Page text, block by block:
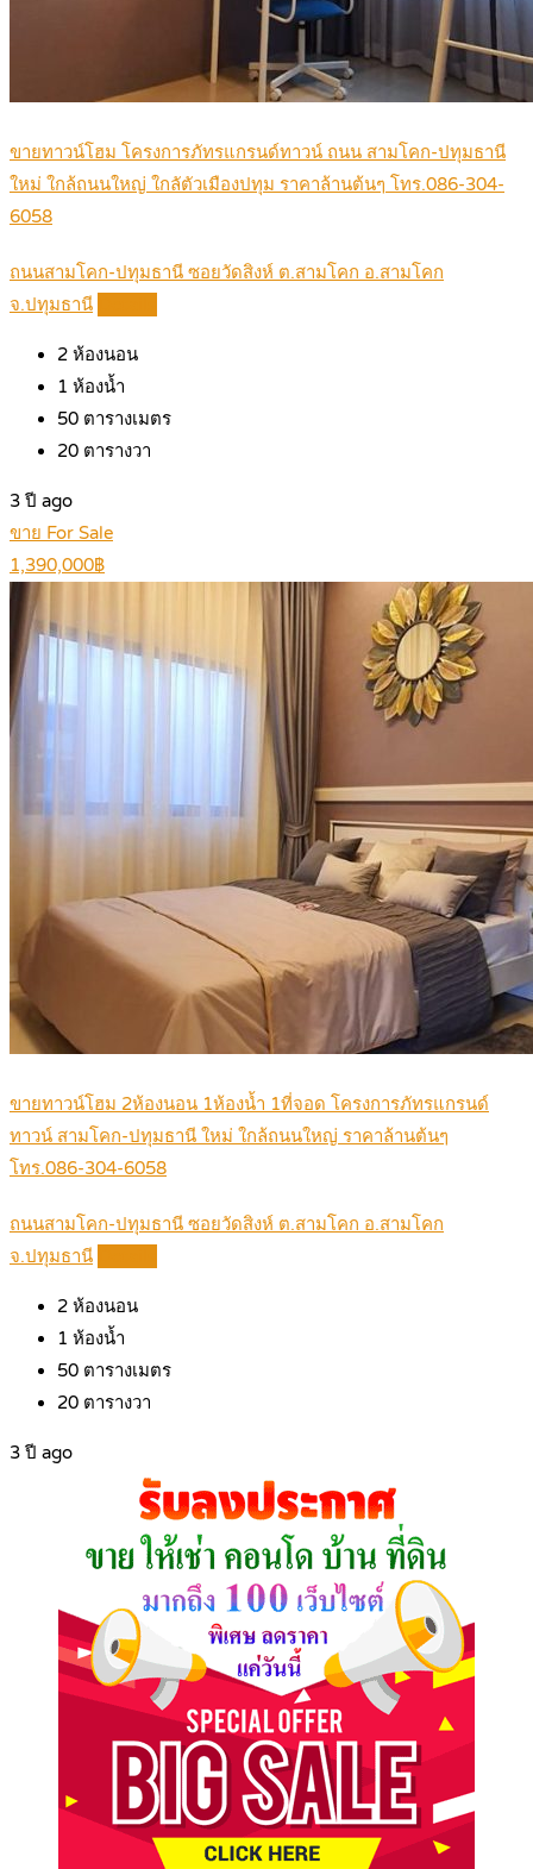
ขายทาวน์โฮม โครงการภัทรแกรนด์ทาวน์ ถนน สามโคก-ปทุมธานี
ใหม่ ใกล้ถนนใหญ่ ใกลัตัวเมืองปทุม ราคาล้านต้นๆ โทร.086-304-
6058
ถนนสามโคก-ปทุมธานี ซอยวัดสิงห์ ต.สามโคก อ.สามโคก
จ.ปทุมธานี
2 ห้องนอน
1 ห้องน้ำ
50 ตารางเมตร
20 ตารางวา
3 ปี ago
ขาย For Sale
1,390,000฿
ขายทาวน์โฮม 2ห้องนอน 1ห้องน้ำ 1ที่จอด โครงการภัทรแกรนด์
ทาวน์ สามโคก-ปทุมธานี ใหม่ ใกล้ถนนใหญ่ ราคาล้านต้นๆ
โทร.086-304-6058
ถนนสามโคก-ปทุมธานี ซอยวัดสิงห์ ต.สามโคก อ.สามโคก
จ.ปทุมธานี
2 ห้องนอน
1 ห้องน้ำ
50 ตารางเมตร
20 ตารางวา
3 ปี ago